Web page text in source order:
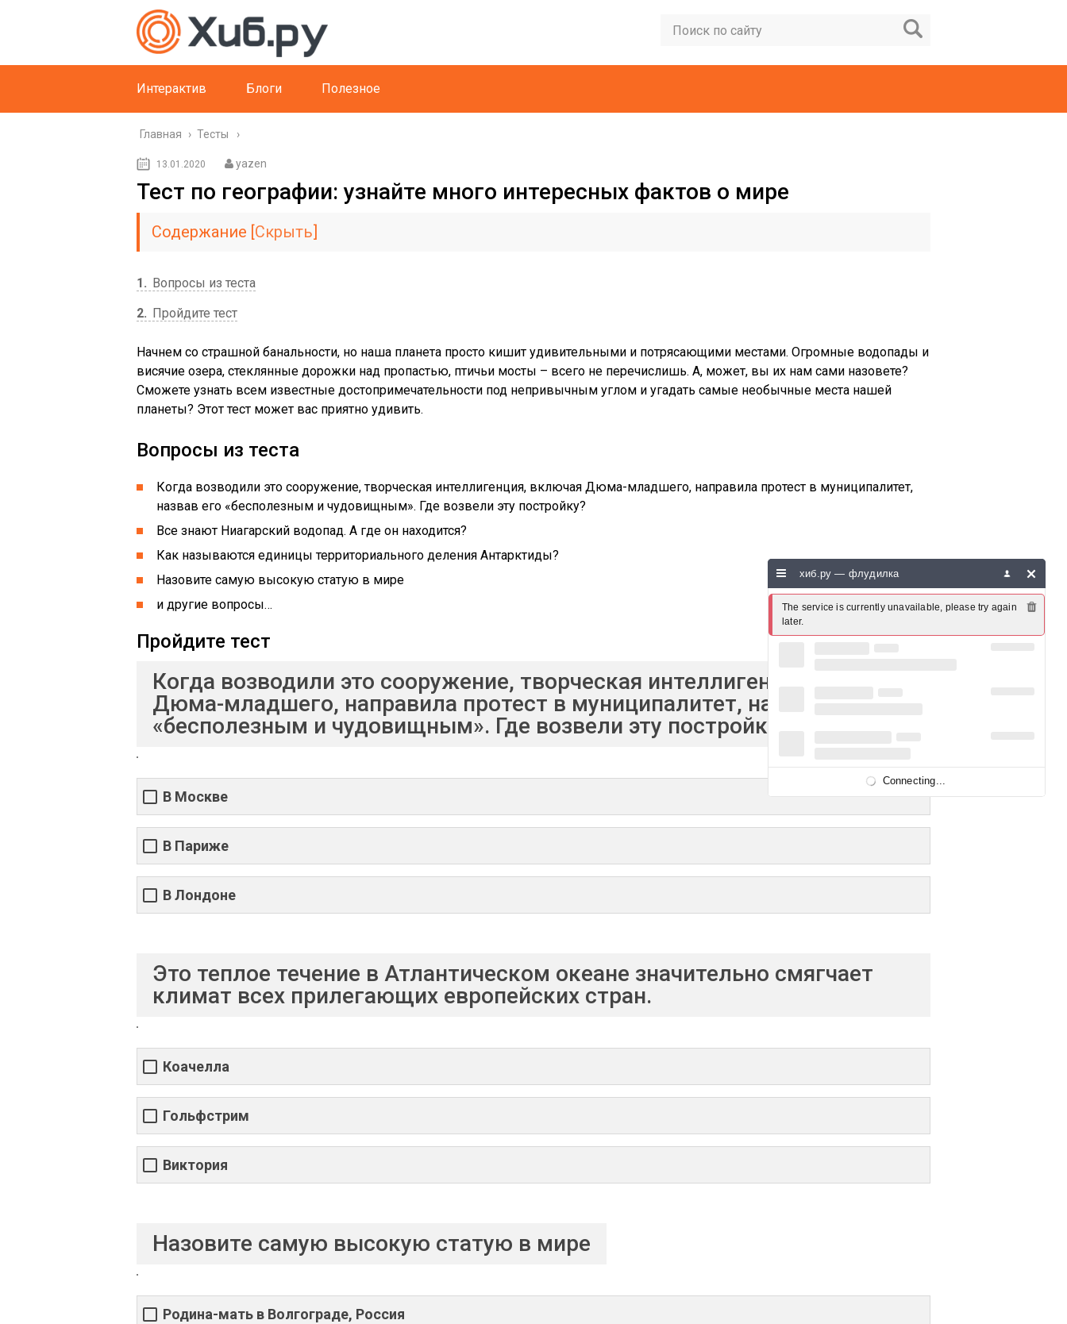
Интерактив Блоги Полезное
Главная › Тесты
13.01.2020 yazen
Тест по географии: узнайте много интересных фактов о мире
Содержание [Скрыть]
1
Вопросы из теста
2
Пройдите тест
Начнем со страшной банальности, но наша планета просто кишит удивительными и потрясающими местами. Огромные водопады и
висячие озера, стеклянные дорожки над пропастью, птичьи мосты – всего не перечислишь. А, может, вы их нам сами назовете?
Сможете узнать всем известные достопримечательности под непривычным углом и угадать самые необычные места нашей
планеты? Этот тест может вас приятно удивить.
Вопросы из теста
Когда возводили это сооружение, творческая интеллигенция, включая Дюма-младшего, направила протест в муниципалитет,
назвав его «бесполезным и чудовищным». Где возвели эту постройку?
Все знают Ниагарский водопад. А где он находится?
Как называются единицы территориального деления Антарктиды?
Назовите самую высокую статую в мире
и другие вопросы…
Пройдите тест
Когда возводили это сооружение, творческая интеллигенция, включая
Дюма-младшего, направила протест в муниципалитет, назвав его
«бесполезным и чудовищным». Где возвели эту постройку?
В Москве
В Париже
В Лондоне
Это теплое течение в Атлантическом океане значительно смягчает
климат всех прилегающих европейских стран.
Коачелла
Гольфстрим
Виктория
Назовите самую высокую статую в мире
Родина-мать в Волгограде, Россия
хиб.ру — флудилка
The service is currently unavailable, please try again
later.
Connecting...